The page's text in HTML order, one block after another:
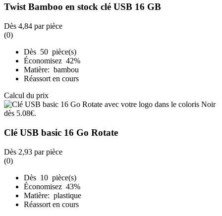
Twist Bamboo en stock clé USB 16 GB
Dès 4,84 par pièce
(0)
Dès 50 pièce(s)
Économisez 42%
Matière: bambou
Réassort en cours
Calcul du prix
Clé USB basic 16 Go Rotate
Dès 2,93 par pièce
(0)
Dès 10 pièce(s)
Économisez 43%
Matière: plastique
Réassort en cours